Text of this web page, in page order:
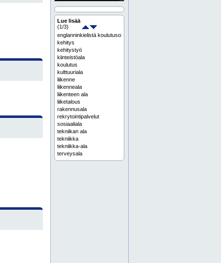
Lue lisää
(1/3)
englanninkielistä koulutusohjelmaa
kehitys
kehitystyö
kiinteistöala
koulutus
kulttuuriala
liikenne
liikenneala
liikenteen ala
liiketalous
rakennusala
rekrytointipalvelut
sosiaaliala
tekniikan ala
tekniikka
tekniikka-ala
terveysala
tutkimus